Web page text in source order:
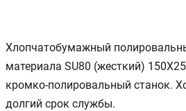
Хлопчатобумажный
материала SU80 (жесткий)
кромко-полировальный станок.
долгий срок службы.